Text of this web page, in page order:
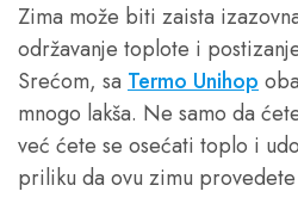
Zima može biti zaista
održavanje toplote i
Srećom, sa Termo Unihop
mnogo lakša. Ne samo da
već ćete se osećati toplo i
priliku da ovu zimu